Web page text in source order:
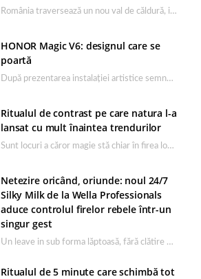
România traversează un nou val de căldură, iar rutina de îngrijire capătă un rol esențial…
HONOR Magic V6: designul care se
poartă
După prezentarea instalației artistice semnată de Catrinel Săbăciag în cadrul evenimentului de lansare HONOR Magic…
Ritualul de contrast pe care natura l-a
lansat cu mult înaintea trendurilor
Sunt locuri a căror magie stă chiar în firea lor naturală, iar Lacul Ursu din…
Netezire oricând, oriunde: noul 24/7
Silky Milk de la Wella Professionals
aduce controlul firelor rebele într-un
singur gest
Un leave in sub forma lăptoasă, fără clătire care completează rutina Ultimate Smooth și transformă…
Ritualul de 5 minute care schimbă tot